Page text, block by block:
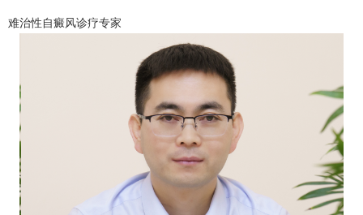
难治性自癜风诊疗专家